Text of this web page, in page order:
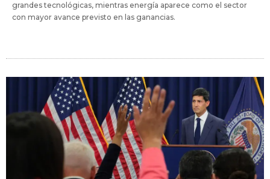
grandes tecnológicas, mientras energía aparece como el sector
con mayor avance previsto en las ganancias.